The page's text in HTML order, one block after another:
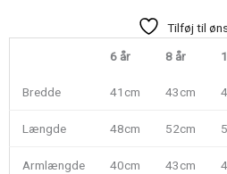
Tilføj til
6 år
8 år
Bredde 41cm 43cm
Længde 48cm 52cm
Armlængde 40cm 43cm